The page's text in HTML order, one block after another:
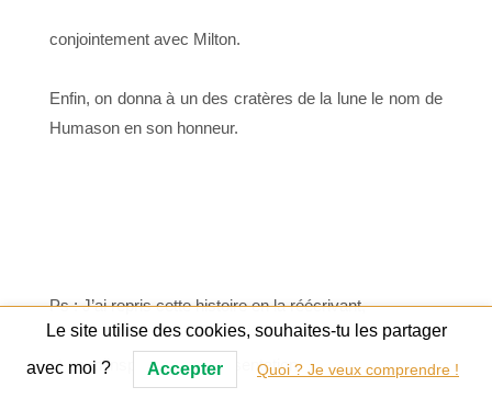
conjointement avec Milton.
Enfin, on donna à un des cratères de la lune le nom de
Humason en son honneur.
Ps : J’ai repris cette histoire en la réécrivant,
et en m’inspirant de la présentation
Le site utilise des cookies, souhaites-tu les partager
avec moi ? Accepter Quoi ? Je veux comprendre !